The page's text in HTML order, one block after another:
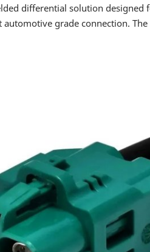
differential solution
automotive grade connection.